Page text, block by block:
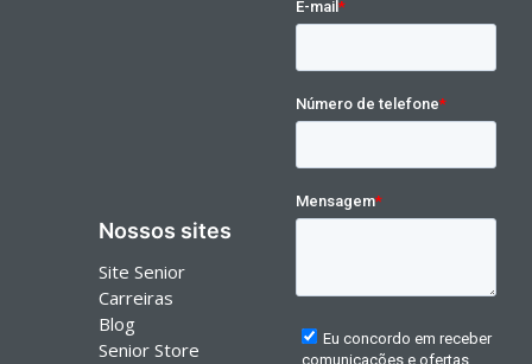
Nossos sites
Site Senior
Carreiras
Blog
Senior Store